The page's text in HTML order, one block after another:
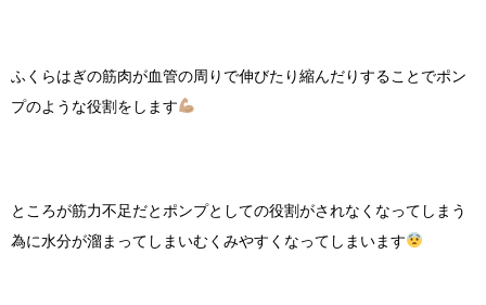
ふくらはぎの筋肉が血管の周りで伸びたり縮んだりすることでポン
プのような役割をします
ところが筋力不足だとポンプとしての役割がされなくなってしまう
為に水分が溜まってしまいむくみやすくなってしまいます